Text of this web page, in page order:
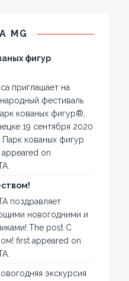
MG
фигур
приглашает на
фестиваль
кованых фигур®,
19 сентября 2020
Парк кованых фигур
on
поздравляет
новогодними и
The post С
first appeared on
экскурсия